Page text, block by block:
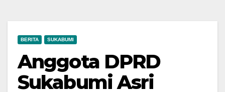
BERITA SUKABUMI
Anggota DPRD
Sukabumi Asri